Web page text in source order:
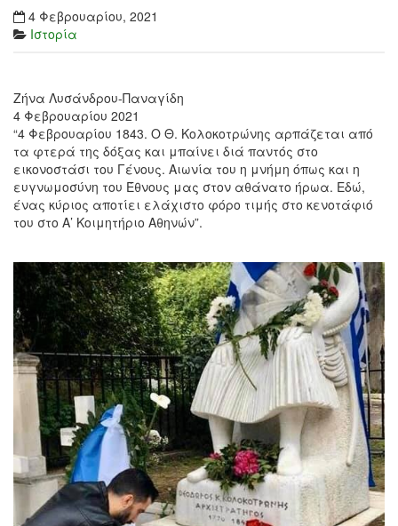
4 Φεβρουαρίου, 2021
Ιστορία
Ζήνα Λυσάνδρου-Παναγίδη
4 Φεβρουαρίου 2021
“4 Φεβρουαρίου 1843. Ο Θ. Κολοκοτρώνης αρπάζεται από
τα φτερά της δόξας και μπαίνει διά παντός στο
εικονοστάσι του Γένους. Αιωνία του η μνήμη όπως και η
ευγνωμοσύνη του Έθνους μας στον αθάνατο ήρωα. Eδώ,
ένας κύριος αποτίει ελάχιστο φόρο τιμής στο κενοτάφιό
του στο Α’ Κοιμητήριο Αθηνών”.